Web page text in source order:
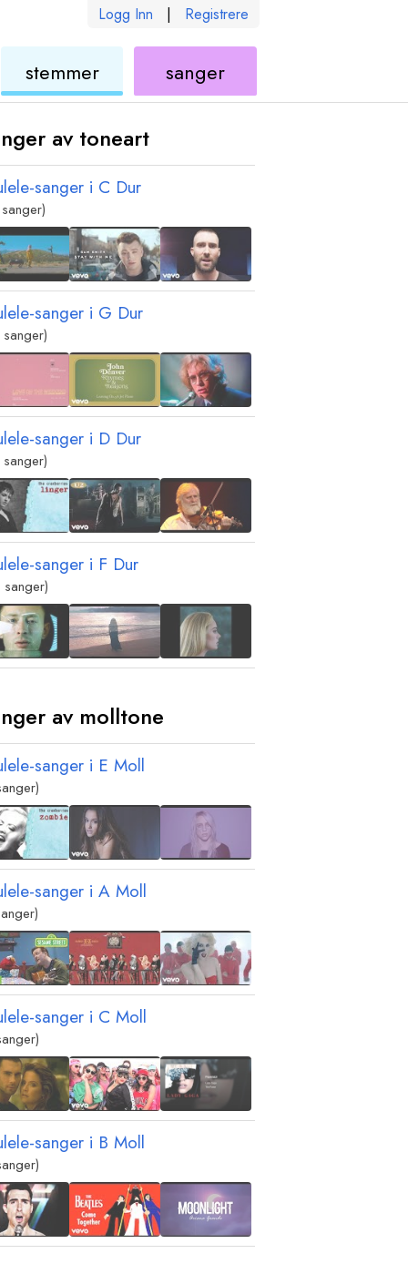
Logg Inn | Registrere
stemmer
ukulele
sanger
av toneart
sanger i C Dur
sanger i G Dur
sanger i D Dur
sanger i F Dur
av molltone
sanger i E Moll
sanger i A Moll
sanger i C Moll
sanger i B Moll